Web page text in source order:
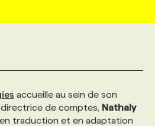
SOCIAUX
NOUS
CVTHÈQUE
NOUS
EN LIGNE
FORMATIONS
DE TÊTE
accueille au sein de son
directrice de comptes, Nathaly
traduction et en adaptation